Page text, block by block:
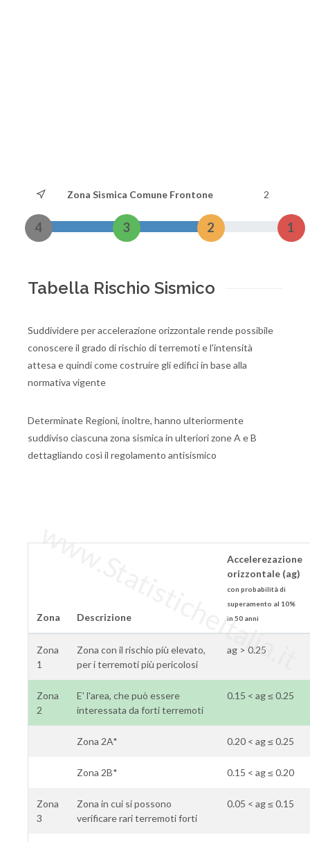
Zona Sismica Comune Frontone 2
4 3 2 1
Tabella Rischio Sismico
Suddividere per accelerazione orizzontale rende possibile
conoscere il grado di rischio di terremoti e l'intensità
attesa e quindi come costruire gli edifici in base alla
normativa vigente
Determinate Regioni, inoltre, hanno ulteriormente
suddiviso ciascuna zona sismica in ulteriori zone A e B
dettagliando così il regolamento antisismico
Zona Descrizione
Accelerezazione
orizzontale (ag)
con probabilità di
superamento al 10%
in 50 anni
Zona
1
Zona con il rischio più elevato,
per i terremoti più pericolosi
ag > 0.25
Zona
2
E' l'area, che può essere
interessata da forti terremoti
0.15 < ag ≤ 0.25
Zona 2A* 0.20 < ag ≤ 0.25
Zona 2B* 0.15 < ag ≤ 0.20
Zona
3
Zona in cui si possono
verificare rari terremoti forti
0.05 < ag ≤ 0.15
www.StatisticheItalia.it